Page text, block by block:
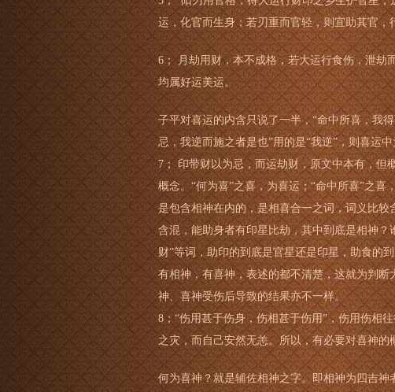
运，化官而生身；若刃重而官轻，则宜助其官，
6； 月劫用财，本不成格，若大运行食伤，泄劫
均属好运美运。
子平对喜运的内含只说了一半，“命中所喜，我
忌，我逆而施之者是也”用的是“我逆”，则喜运
7； 印带财以为忌，而运劫财，原文中本有，但
概念。“何为喜”之喜，为喜运；“命中所喜”之喜
是包含相神在内的，是相喜合一之词，词义比较
含混，能助身者有印星比劫，其中到底是相神？
财”等词，助印的到底是官星还是印星，助食的
有相神，有喜神，表述的都不清楚，这就为判
神、喜神受伤后导致的结果亦不一样。
8；“伤用甚于伤身，伤相甚于伤用”，伤用伤相
之灾，而自己安然无恙。所以，有必要对喜神的
何为喜神？就是辅佐相神之字。即相神为四吉神